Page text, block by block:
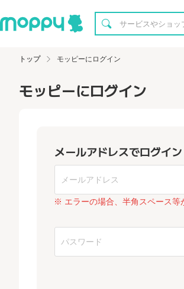
トップ モッピーにログイン
モッピーにログイン
メールアドレスでログイン
※ エラーの場合、半角スペース等